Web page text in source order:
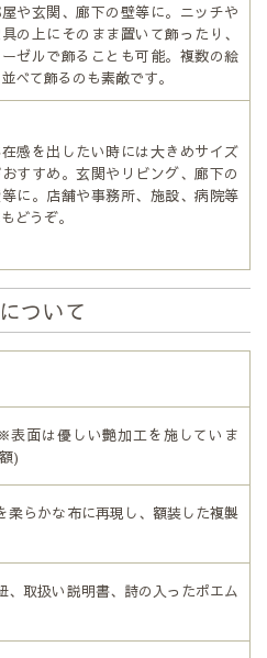
や玄関、廊下の壁等に。ニッチや
の上にそのまま置いて飾ったり、
ゼルで飾ることも可能。複数の絵
べて飾るのも素敵です。
感を出したい時には大きめサイズ
すすめ。玄関やリビング、廊下の
に。店舗や事務所、施設、病院等
どうぞ。
ついて
面は優しい艶加工を施していま
)
柔らかな布に再現し、額装した複製
、取扱い説明書、詩の入ったポエム